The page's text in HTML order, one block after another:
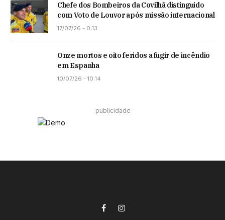
Chefe dos Bombeiros da Covilhã distinguido
com Voto de Louvor após missão internacional
17/07/26 - 0:13
Onze mortos e oito feridos a fugir de incêndio
em Espanha
10/07/26 - 10:14
publicidade
FacebookInstagram